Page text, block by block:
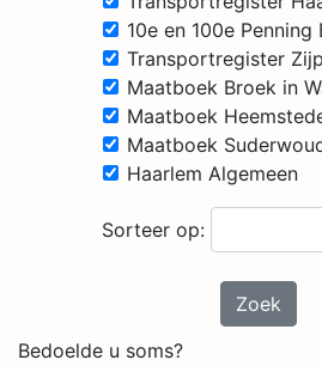
10e en 100e Penning
Transportregister
Maatboek Broek in
Maatboek
Maatboek
Haarlem Algemeen
Sorteer op:
Zoek
Bedoelde u soms?